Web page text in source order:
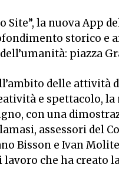
Site”, la nuova App
storico e
piazza
delle attività
e spettacolo,
con una
assessori del
Bisson e Ivan
lavoro che ha creato